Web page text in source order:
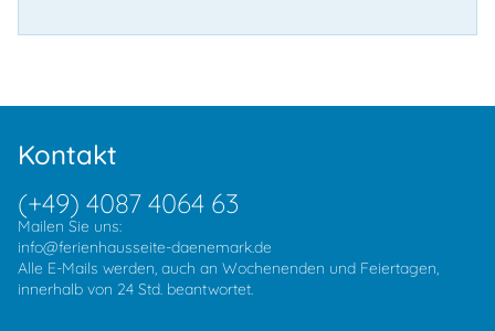
Kontakt
(+49) 4087 4064 63
Mailen Sie uns:
info@ferienhausseite-daenemark.de
Alle E-Mails werden, auch an Wochenenden und Feiertagen,
innerhalb von 24 Std. beantwortet.